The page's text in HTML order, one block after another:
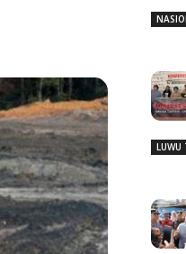
LUWU